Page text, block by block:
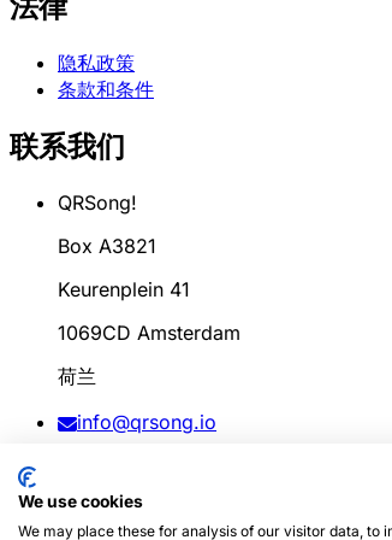
法律
隐私政策
条款和条件
联系我们
QRSong!
Box A3821
Keurenplein 41
1069CD Amsterdam
荷兰
info@qrsong.io
增值税: 8689.27.764.B.01
We use cookies
We may place these for analysis of our visitor data,